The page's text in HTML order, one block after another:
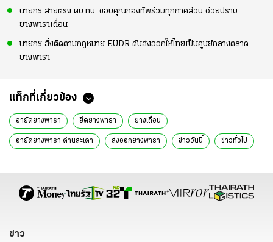
นายกฯ สายตรง ผบ.ทบ. ขอบคุณกองทัพร่วมทุกภาคส่วน ช่วยปราบ
ยางพาราเถื่อน
นายกฯ สั่งติดตามกฎหมาย EUDR ดันส่งออกให้ไทยเป็นศูนย์กลางตลาด
ยางพารา
แท็กที่เกี่ยวข้อง
อายัดยางพารา ยึดยางพารา ยางเถื่อน
อายัดยางพารา ด่านสะเดา ส่งออกยางพารา ข่าววันนี้ ข่าวทั่วไป
ข่าว